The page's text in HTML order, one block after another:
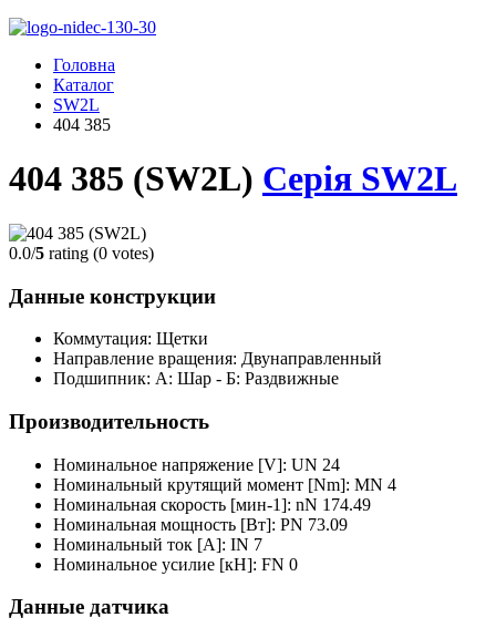
Головна
Каталог
SW2L
404 385
404 385 (SW2L) Серія SW2L
0.0/5 rating (0 votes)
Данные конструкции
Коммутация: Щетки
Направление вращения: Двунаправленный
Подшипник: А: Шар - Б: Раздвижные
Производительность
Номинальное напряжение [V]: UN 24
Номинальный крутящий момент [Nm]: MN 4
Номинальная скорость [мин-1]: nN 174.49
Номинальная мощность [Вт]: PN 73.09
Номинальный ток [A]: IN 7
Номинальное усилие [кН]: FN 0
Данные датчика